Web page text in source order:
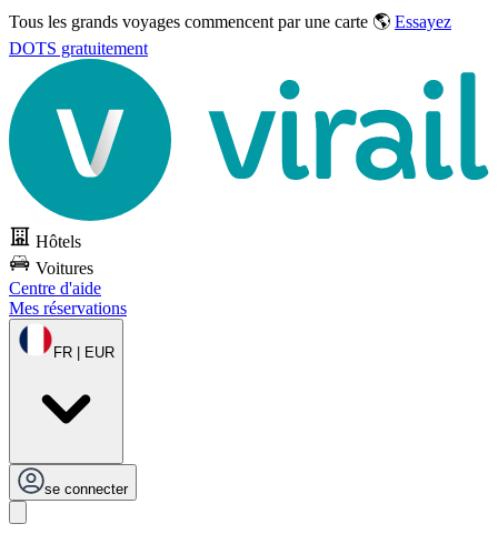
Tous les grands voyages commencent par une carte 🌎 Essayez
DOTS gratuitement
Hôtels
Voitures
Centre d'aide
Mes réservations
FR | EUR
se connecter